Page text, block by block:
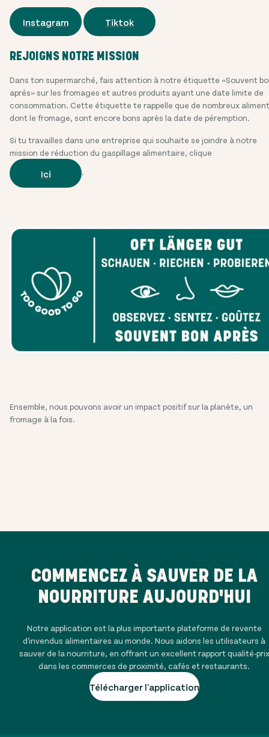
Instagram Tiktok
REJOIGNS NOTRE MISSION
Dans ton supermarché, fais attention à notre étiquette «Souvent
aprés» sur les fromages et autres produits ayant une date limite de
consommation. Cette étiquette te rappelle que de nombreux
dont le fromage, sont encore bons après la date de péremption.
Si tu travailles dans une entreprise qui souhaite se joindre à notre
mission de réduction du gaspillage alimentaire, clique
Ici .
Ensemble, nous pouvons avoir un impact positif sur la planète, un
fromage à la fois.
COMMENCEZ À SAUVER DE LA
NOURRITURE AUJOURD'HUI
Notre application est la plus importante plateforme de revente
d'invendus alimentaires au monde. Nous aidons les utilisateurs à
sauver de la nourriture, en offrant un excellent rapport qualité-prix
dans les commerces de proximité, cafés et restaurants.
Télécharger l'application